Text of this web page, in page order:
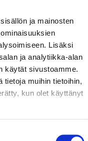
ja mainosten
Lisäksi
ja analytiikka-alan
käytät sivustoamme.
tietoja muihin tietoihin,
kun olet käyttänyt
Sportin
– jatkoa
- näe
muut